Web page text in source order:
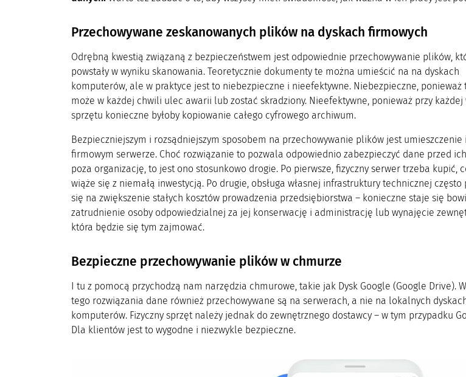
Przechowywane zeskanowanych plików na dyskach firmowych
Odrębną kwestią związaną z bezpieczeństwem jest odpowiednie przechowywanie plików,
powstały w wyniku skanowania. Teoretycznie dokumenty te można umieścić na na dyskach
komputerów, ale w praktyce jest to niebezpieczne i nieefektywne. Niebezpieczne, ponieważ
może w każdej chwili ulec awarii lub zostać skradziony. Nieefektywne, ponieważ przy każdej
sprzętu konieczne byłoby kopiowanie całego cyfrowego archiwum.
Bezpieczniejszym i rozsądniejszym sposobem na przechowywanie plików jest umieszczenie
firmowym serwerze. Choć rozwiązanie to pozwala odpowiednio zabezpieczyć dane przed
poza organizację, to jest ono stosunkowo drogie. Po pierwsze, fizyczny serwer trzeba kupić,
wiąże się z niemałą inwestycją. Po drugie, obsługa własnej infrastruktury technicznej często
się na zwiększenie stałych kosztów prowadzenia przedsiębiorstwa – konieczne staje się
zatrudnienie osoby odpowiedzialnej za jej konserwację i administrację lub wynajęcie
która będzie się tym zajmować.
Bezpieczne przechowywanie plików w chmurze
I tu z pomocą przychodzą nam narzędzia chmurowe, takie jak Dysk Google (Google Drive).
tego rozwiązania dane również przechowywane są na serwerach, a nie na lokalnych
komputerów. Fizyczny sprzęt należy jednak do zewnętrznego dostawcy – w tym przypadku
Dla klientów jest to wygodne i niezwykle bezpieczne.